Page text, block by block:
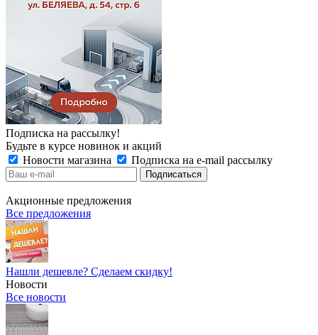
Подписка на рассылку!
Будьте в курсе новинок и акций
Новости магазина
Подписка на e-mail рассылку
Акционные предложения
Все предложения
Нашли дешевле? Сделаем скидку!
Новости
Все новости